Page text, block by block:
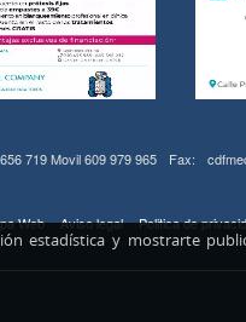
719 Movil 609 979 965 Fax:
Web Aviso legal Politica de
estadística y mostrarte